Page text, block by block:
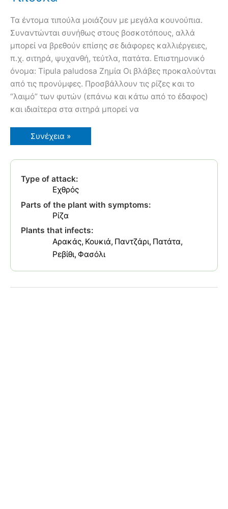
Τα έντομα τιπούλα μοιάζουν με μεγάλα κουνούπια.
Συναντώνται συνήθως στους βοσκοτόπους, αλλά
μπορεί να βρεθούν επίσης σε διάφορες καλλιέργειες,
π.χ. σιτηρά, ψυχανθή, τεύτλα, πατάτα. Επιστημονικό
όνομα: Tipula paludosa Ζημία Οι βλάβες προκαλούνται
από τις προνύμφες. Προσβάλλουν τις ρίζες και το
“λαιμό” των φυτών (επάνω και κάτω από το έδαφος)
και ιδιαίτερα στα σιτηρά μπορεί να
Τιπούλα
Συνέχεια »
Type of attack:
Εχθρός
Parts of the plant with symptoms:
Ρίζα
Plants that infects:
Αρακάς Κουκιά Παντζάρι Πατάτα
Ρεβίθι Φασόλι